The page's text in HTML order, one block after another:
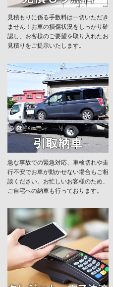
見積もりに係る手数料は一切いただき
ません！お車の損傷状況をしっかり確
認し、お客様のご要望を取り入れたお
見積りをご提示いたします。
急な事故での緊急対応、車検切れや走
行不安でお車が動かせない場合もご相
談ください。お忙しいお客様のため、
ご自宅への納車も行っております。